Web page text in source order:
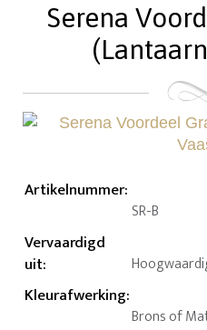
Serena
Artikelnummer:
SR-B
Vervaardigd
uit:
Kleurafwerking:
Brons of